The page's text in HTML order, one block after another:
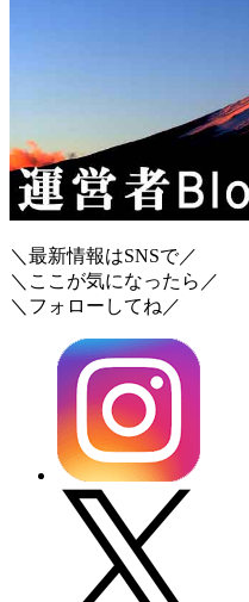
＼最新情報はSNSで／
＼ここが気になったら／
＼フォローしてね／